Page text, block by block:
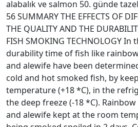
alabalık ve salmon 50. günde
56 SUMMARY THE EFFECTS OF
THE QUALITY AND THE
FISH SMOKING TECHNOLOGY In
durability time of fish like
and alewife have been
cold and hot smoked fish, by
temperature (+18 *C), in the
the deep freeze (-18 *C).
and alewife kept at the room